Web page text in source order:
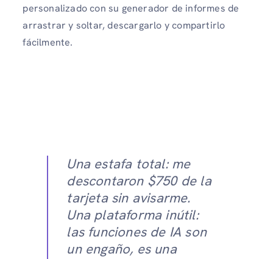
personalizado con su generador de informes de
arrastrar y soltar, descargarlo y compartirlo
fácilmente.
Una estafa total: me
descontaron $750 de la
tarjeta sin avisarme.
Una plataforma inútil:
las funciones de IA son
un engaño, es una